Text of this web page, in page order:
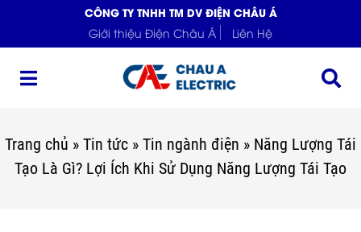
CÔNG TY TNHH TM DV ĐIỆN CHÂU Á
Giới thiệu Điện Châu Á
Liên Hệ
Trang chủ » Tin tức » Tin ngành điện » Năng Lượng Tái
Tạo Là Gì? Lợi Ích Khi Sử Dụng Năng Lượng Tái Tạo